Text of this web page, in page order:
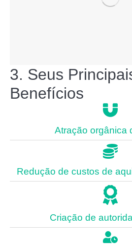
3. Seus
Benefícios
Atração orgânica
Redução de custos de
Criação de